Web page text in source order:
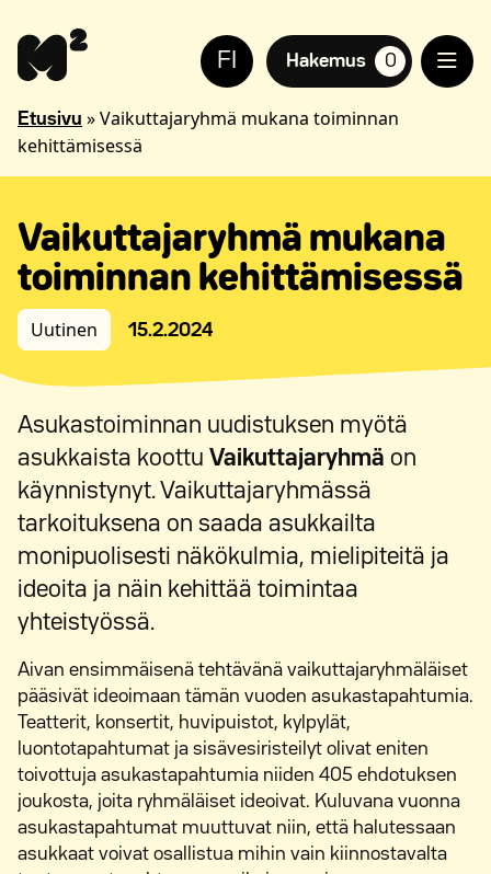
sisältöön
sivuston
käyttöön
FI Hakemus
suosikkiasuntoja,
0
Etusivu »Vaikuttajaryhmä mukana toiminnan
kehittämisessä
Vaikuttajaryhmä mukana
toiminnan kehittämisessä
Uutinen 15.2.2024
Asukastoiminnan uudistuksen myötä
asukkaista koottu Vaikuttajaryhmä on
käynnistynyt. Vaikuttajaryhmässä
tarkoituksena on saada asukkailta
monipuolisesti näkökulmia, mielipiteitä ja
ideoita ja näin kehittää toimintaa
yhteistyössä.
Aivan ensimmäisenä tehtävänä vaikuttajaryhmäläiset
pääsivät ideoimaan tämän vuoden asukastapahtumia.
Teatterit, konsertit, huvipuistot, kylpylät,
luontotapahtumat ja sisävesiristeilyt olivat eniten
toivottuja asukastapahtumia niiden 405 ehdotuksen
joukosta, joita ryhmäläiset ideoivat. Kuluvana vuonna
asukastapahtumat muuttuvat niin, että halutessaan
asukkaat voivat osallistua mihin vain kiinnostavalta